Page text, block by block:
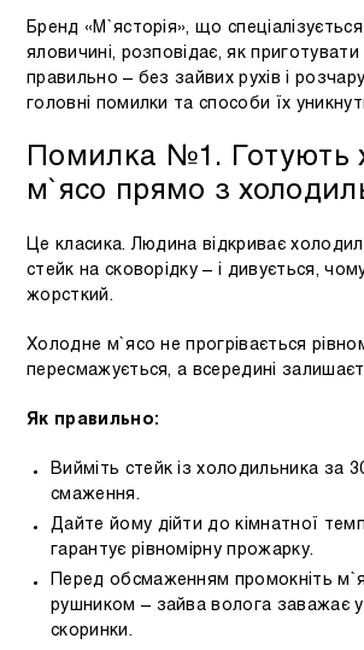
Бренд «М`ясторія», що спеціалізується
яловичині, розповідає, як
правильно – без зайвих рухів і
головні помилки та способи їх
Помилка №1. Готують
м`ясо прямо з
Це класика. Людина відкриває
стейк на сковорідку – і дивується, чому
жорсткий.
Холодне м`ясо не прогрівається
пересмажується, а всередині
Як правильно:
Вийміть стейк із холодильника за
смаження.
Дайте йому дійти до кімнатної
гарантує рівномірну прожарку.
Перед обсмаженням промокніть
рушником – зайва волога заважає
скоринки.